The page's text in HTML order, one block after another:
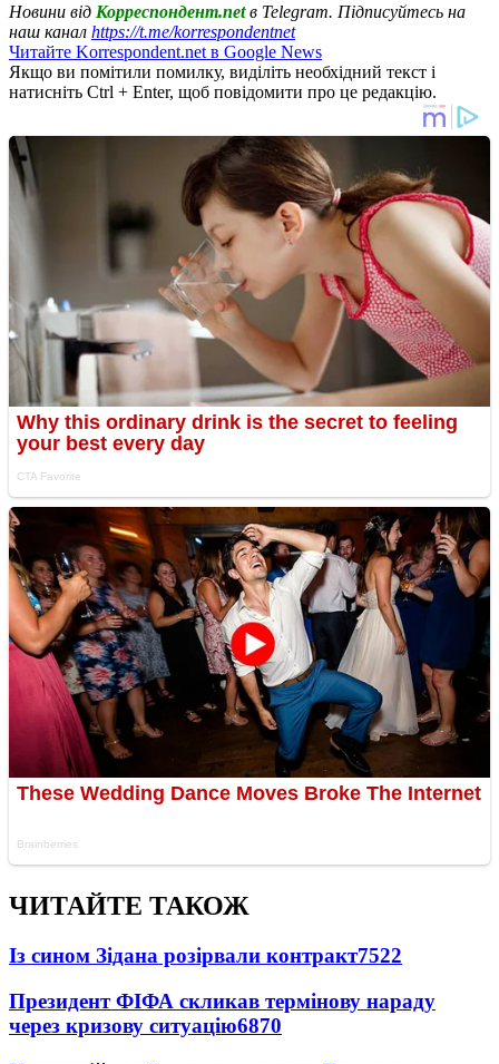
Новини від Корреспондент.netв Telegram. Підписуйтесь на
наш канал https://t.me/korrespondentnet
Читайте Korrespondent.net в Google News
Якщо ви помітили помилку, виділіть необхідний текст і
натисніть Ctrl + Enter, щоб повідомити про це редакцію.
ЧИТАЙТЕ ТАКОЖ
Із сином Зідана розірвали контракт7522
Президент ФІФА скликав термінову нараду
через кризову ситуацію6870